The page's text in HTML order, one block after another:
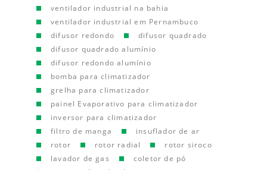
ventilador industrial na bahia
ventilador industrial em Pernambuco
difusor redondo
difusor quadrado
difusor quadrado alumínio
difusor redondo alumínio
bomba para climatizador
grelha para climatizador
painel Evaporativo para climatizador
inversor para climatizador
filtro de manga
insuflador de ar
rotor
rotor radial
rotor siroco
lavador de gas
coletor de pó